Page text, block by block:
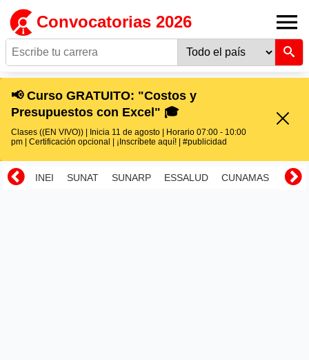
Convocatorias 2026
📢 Curso GRATUITO: "Costos y
Presupuestos con Excel" 🎓
Clases ((EN VIVO)) | Inicia 11 de agosto | Horario 07:00 - 10:00
pm | Certificación opcional | ¡Inscríbete aquí! | #publicidad
INEI SUNAT SUNARP ESSALUD CUNAMAS